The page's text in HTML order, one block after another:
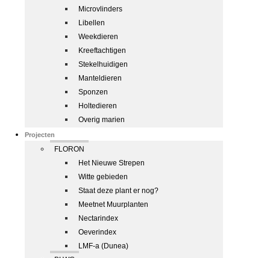
Microvlinders
Libellen
Weekdieren
Kreeftachtigen
Stekelhuidigen
Manteldieren
Sponzen
Holtedieren
Overig marien
Projecten
FLORON
Het Nieuwe Strepen
Witte gebieden
Staat deze plant er nog?
Meetnet Muurplanten
Nectarindex
Oeverindex
LMF-a (Dunea)